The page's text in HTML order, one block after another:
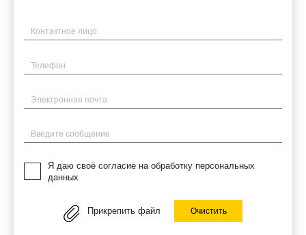
Имя
Телефон
Электронная почта
Введите сообщение
Я даю своё согласие на обработку персональных
данных
Прикрепить файл Очистить